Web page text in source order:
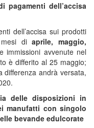
pagamenti dell’accisa
dell’accisa sui prodotti
mesi diaprile, maggio,
immissioni avvenute nel
è differito al 25 maggio;
differenza andrà versata,
delle disposizioni in
manufatti con singolo
bevande edulcorate